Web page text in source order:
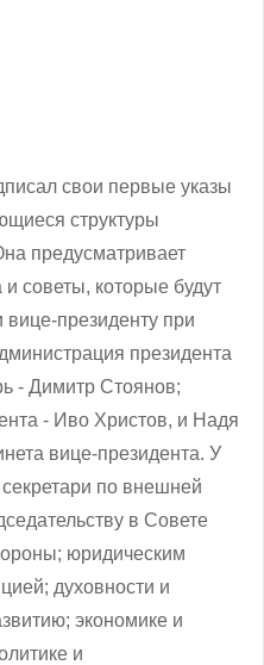
свои первые указы
структуры
предусматривает
советы, которые будут
вице-президенту при
президента
- Димитр Стоянов;
- Иво Христов, и Надя
вице-президента. У
по внешней
в Совете
юридическим
духовности и
экономике и
и